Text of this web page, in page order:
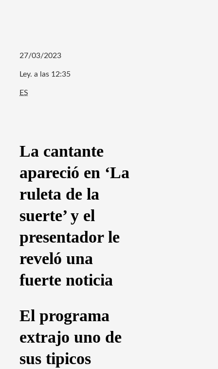
27/03/2023
Ley. a las 12:35
ES
La cantante
apareció en ‘La
ruleta de la
suerte’ y el
presentador le
reveló una
fuerte noticia
El programa
extrajo uno de
sus tipicos